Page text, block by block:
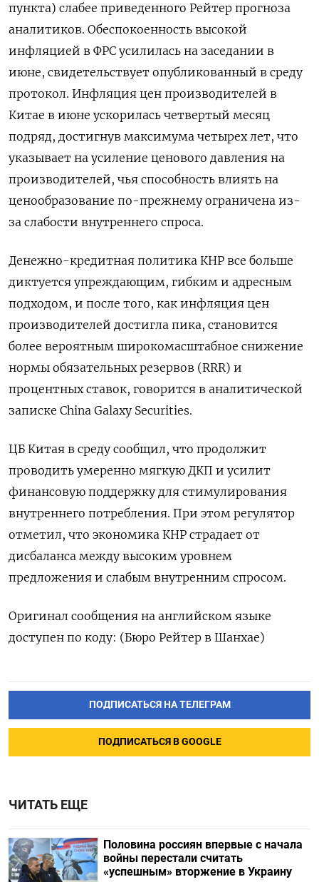
пункта) слабее приведенного Рейтер прогноза
аналитиков. Обеспокоенность высокой
инфляцией в ‌ФРС усилилась на заседании в
июне, свидетельствует опубликованный в среду
протокол. Инфляция цен производителей в
Китае в июне ​ускорилась четвертый месяц
подряд, ​достигнув максимума ‌четырех лет, что
указывает на усиление ценового давления на
производителей, ​чья способность влиять на
ценообразование по-прежнему ограничена из-
за слабости внутреннего спроса.
Денежно-кредитная политика КНР все больше
диктуется упреждающим, гибким и адресным
подходом, и после того, как инфляция цен
производителей достигла пика, становится
более вероятным широкомасштабное снижение
нормы обязательных резервов (RRR) и
процентных ставок, говорится в ​аналитической
записке China Galaxy ⁠Securities.
ЦБ Китая в среду сообщил, что продолжит
проводить умеренно мягкую ДКП и усилит
финансовую ‌поддержку для стимулирования
внутреннего потребления. При этом регулятор
отметил, ‌что экономика КНР страдает от
дисбаланса между высоким уровнем
предложения и слабым ​внутренним спросом.
Оригинал сообщения на английском языке
‌доступен по коду: (Бюро Рейтер в Шанхае)
ПОДПИСАТЬСЯ НА ТЕЛЕГРАМ
ПОДПИСАТЬСЯ В GOOGLE
ЧИТАТЬ ЕЩЕ
Половина россиян впервые с начала
войны перестали считать
«успешным» вторжение в Украину